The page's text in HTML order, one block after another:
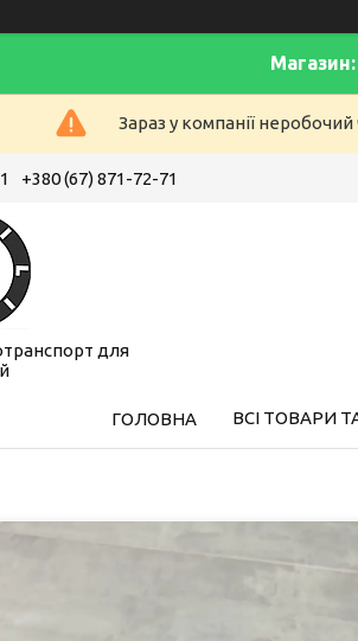
Зараз у компанії
+380 (67) 871-72-71
для
ГОЛОВНА ВСІ ТОВАРИ